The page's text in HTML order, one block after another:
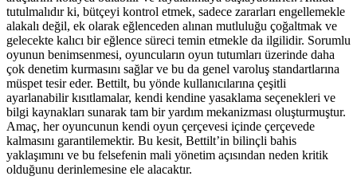
tutulmalıdır ki, bütçeyi kontrol etmek, sadece zararları engellemekle
alakalı değil, ek olarak eğlenceden alınan mutluluğu çoğaltmak ve
gelecekte kalıcı bir eğlence süreci temin etmekle da ilgilidir. Sorumlu
oyunun benimsenmesi, oyuncuların oyun tutumları üzerinde daha
çok denetim kurmasını sağlar ve bu da genel varoluş standartlarına
müspet tesir eder. Bettilt, bu yönde kullanıcılarına çeşitli
ayarlanabilir kısıtlamalar, kendi kendine yasaklama seçenekleri ve
bilgi kaynakları sunarak tam bir yardım mekanizması oluşturmuştur.
Amaç, her oyuncunun kendi oyun çerçevesi içinde çerçevede
kalmasını garantilemektir. Bu kesit, Bettilt’in bilinçli bahis
yaklaşımını ve bu felsefenin mali yönetim açısından neden kritik
olduğunu derinlemesine ele alacaktır.